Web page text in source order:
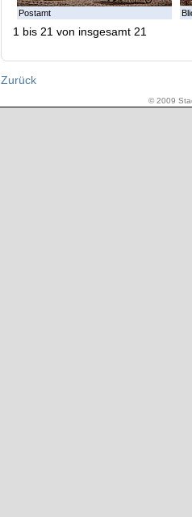
Postamt
1 bis 21 von insgesamt 21
Zurück
© 2009